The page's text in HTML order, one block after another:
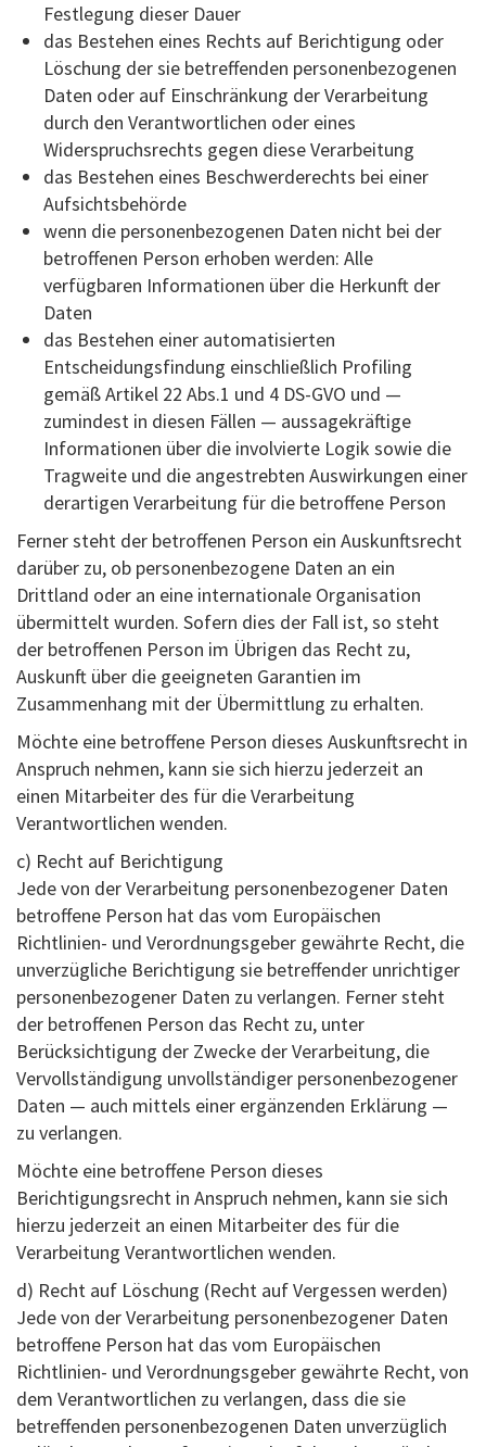
Festlegung dieser Dauer
das Bestehen eines Rechts auf Berichtigung oder
Löschung der sie betreffenden personenbezogenen
Daten oder auf Einschränkung der Verarbeitung
durch den Verantwortlichen oder eines
Widerspruchsrechts gegen diese Verarbeitung
das Bestehen eines Beschwerderechts bei einer
Aufsichtsbehörde
wenn die personenbezogenen Daten nicht bei der
betroffenen Person erhoben werden: Alle
verfügbaren Informationen über die Herkunft der
Daten
das Bestehen einer automatisierten
Entscheidungsfindung einschließlich Profiling
gemäß Artikel 22 Abs.1 und 4 DS-GVO und —
zumindest in diesen Fällen — aussagekräftige
Informationen über die involvierte Logik sowie die
Tragweite und die angestrebten Auswirkungen einer
derartigen Verarbeitung für die betroffene Person
Ferner steht der betroffenen Person ein Auskunftsrecht
darüber zu, ob personenbezogene Daten an ein
Drittland oder an eine internationale Organisation
übermittelt wurden. Sofern dies der Fall ist, so steht
der betroffenen Person im Übrigen das Recht zu,
Auskunft über die geeigneten Garantien im
Zusammenhang mit der Übermittlung zu erhalten.
Möchte eine betroffene Person dieses Auskunftsrecht in
Anspruch nehmen, kann sie sich hierzu jederzeit an
einen Mitarbeiter des für die Verarbeitung
Verantwortlichen wenden.
c) Recht auf Berichtigung
Jede von der Verarbeitung personenbezogener Daten
betroffene Person hat das vom Europäischen
Richtlinien- und Verordnungsgeber gewährte Recht, die
unverzügliche Berichtigung sie betreffender unrichtiger
personenbezogener Daten zu verlangen. Ferner steht
der betroffenen Person das Recht zu, unter
Berücksichtigung der Zwecke der Verarbeitung, die
Vervollständigung unvollständiger personenbezogener
Daten — auch mittels einer ergänzenden Erklärung —
zu verlangen.
Möchte eine betroffene Person dieses
Berichtigungsrecht in Anspruch nehmen, kann sie sich
hierzu jederzeit an einen Mitarbeiter des für die
Verarbeitung Verantwortlichen wenden.
d) Recht auf Löschung (Recht auf Vergessen werden)
Jede von der Verarbeitung personenbezogener Daten
betroffene Person hat das vom Europäischen
Richtlinien- und Verordnungsgeber gewährte Recht, von
dem Verantwortlichen zu verlangen, dass die sie
betreffenden personenbezogenen Daten unverzüglich